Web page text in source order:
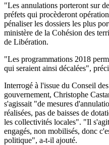
"Les annulations porteront sur
préfets qui procèderont
pénaliser les dossiers les plus
ministère de la Cohésion des
de Libération.
"Les programmations 2018
qui seraient ainsi décalées",
Interrogé à l'issue du Conseil
gouvernement, Christophe
s'agissait "de mesures
réalisées, pas de baisses de
les collectivités locales". "Il
engagés, non mobilisés, donc
politique", a-t-il ajouté.